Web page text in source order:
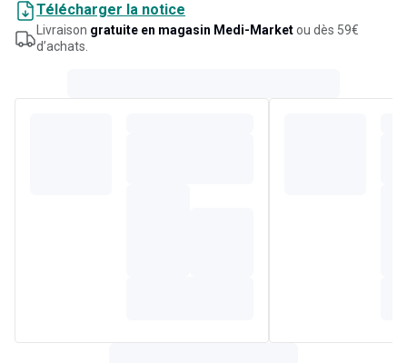
Télécharger la notice
Livraison gratuite en magasin Medi-Marketou dès 59€
d’achats.